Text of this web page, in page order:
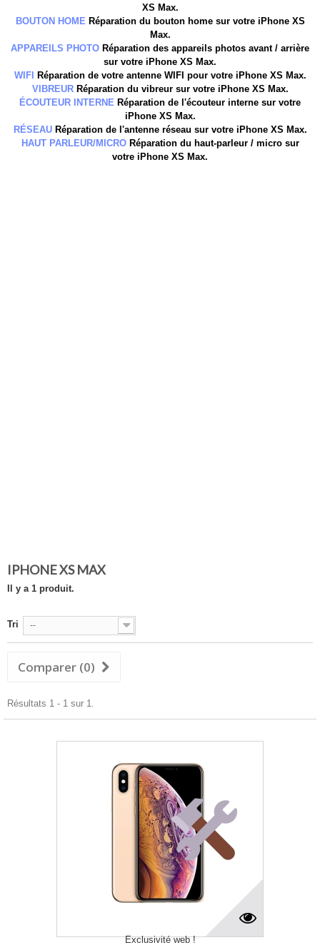
XS Max.
BOUTON HOME Réparation du bouton home sur votre iPhone XS
Max.
APPAREILS PHOTO Réparation des appareils photos avant / arrière
sur votre iPhone XS Max.
WIFI
Réparation de votre antenne WIFI pour votre iPhone XS Max.
VIBREUR Réparation du vibreur sur votre iPhone XS Max.
ÉCOUTEUR INTERNE Réparation de l'écouteur interne sur votre
iPhone XS Max.
RÉSEAU Réparation de l'antenne réseau sur votre iPhone XS Max.
HAUT PARLEUR/MICRO Réparation du haut-parleur / micro sur
votre iPhone XS Max.
IPHONE XS MAX
Il y a 1 produit.
Tri --
Comparer (0)
Résultats 1 - 1 sur 1.
Exclusivité web !